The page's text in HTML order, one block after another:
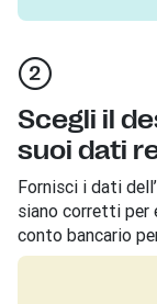
Scegli il
suoi dati
Fornisci i dati
siano corretti per
conto bancario